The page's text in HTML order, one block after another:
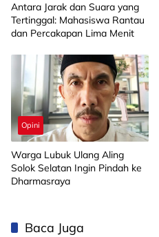
Antara Jarak dan Suara yang
Tertinggal: Mahasiswa Rantau
dan Percakapan Lima Menit
Opini
Warga Lubuk Ulang Aling
Solok Selatan Ingin Pindah ke
Dharmasraya
Baca Juga